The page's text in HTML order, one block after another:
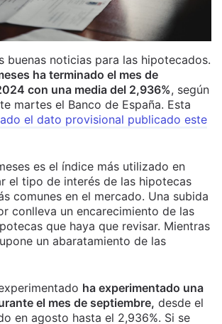
buenas noticias para las hipotecados.
ha terminado el mes de
con una media del 2,936%, según
martes el Banco de España. Esta
el dato provisional publicado este
es el índice más utilizado en
el tipo de interés de las hipotecas
comunes en el mercado. Una subida
conlleva un encarecimiento de las
que haya que revisar. Mientras
un abaratamiento de las
ha experimentado una
el mes de septiembre, desde el
en agosto hasta el 2,936%. Si se